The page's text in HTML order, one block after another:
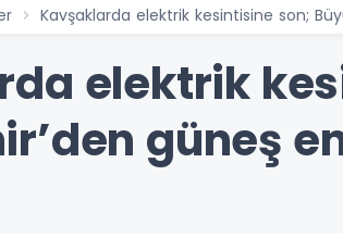
Kavşaklarda elektrik kesintisine son;
elektrik
güneş